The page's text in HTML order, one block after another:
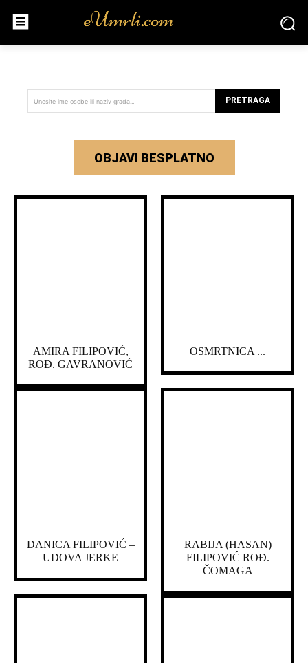
Unesite ime osobe ili naziv grada... PRETRAGA
OBJAVI BESPLATNO
AMIRA FILIPOVIĆ,
ROĐ. GAVRANOVIĆ
OSMRTNICA ...
DANICA FILIPOVIĆ –
UDOVA JERKE
RABIJA (HASAN)
FILIPOVIĆ ROĐ.
ČOMAGA